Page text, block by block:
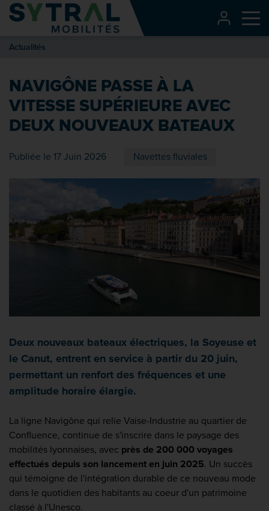
Contenu
Entête de page
Recherche
Pied de page
Actualités
NAVIGÔNE PASSE À LA
VITESSE SUPÉRIEURE AVEC
DEUX NOUVEAUX BATEAUX
Publiée le 17 Juin 2026 Navettes fluviales
Deux nouveaux bateaux électriques, la Soyeuse et
le Canut, entrent en service à partir du 20 juin,
permettant un renfort des fréquences et une
amplitude horaire élargie.
La ligne Navigône qui relie Vaise-Industrie au quartier de
Confluence, continue de s'inscrire dans le paysage des
mobilités lyonnaises, avec près de 200 000 voyages
effectués depuis son lancement en juin 2025. Un succès
qui témoigne de l'intégration durable de ce nouveau mode
dans le quotidien des habitants au coeur d'un patrimoine
classé à l'Unesco.